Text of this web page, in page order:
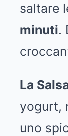
saltare
minuti.
La
yogurt,
uno